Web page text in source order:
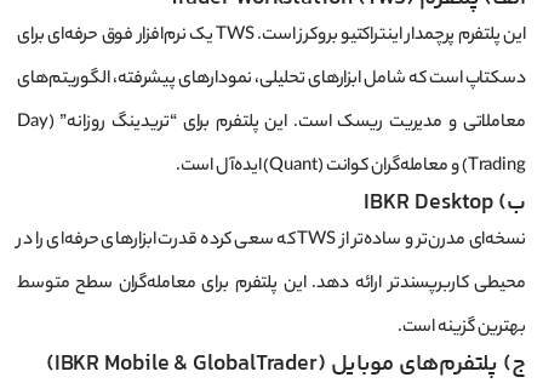
این پلتفرم پرچمدار اینتراکتیو بروکرز است. TWS یک نرم‌افزار فوق حرفه‌ای برای
دسکتاپ است که شامل ابزارهای تحلیلی، نمودارهای پیشرفته، الگوریتم‌های
معاملاتی و مدیریت ریسک است. این پلتفرم برای “تریدینگ روزانه” (Day
Trading) و معامله‌گران کوانت (Quant) ایده‌آل است.
ب) IBKR Desktop
نسخه‌ای مدرن‌تر و ساده‌تر از TWS که سعی کرده قدرت ابزارهای حرفه‌ای را در
محیطی کاربرپسندتر ارائه دهد. این پلتفرم برای معامله‌گران سطح متوسط
بهترین گزینه است.
ج) پلتفرم‌های موبایل (IBKR Mobile & GlobalTrader)